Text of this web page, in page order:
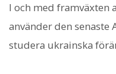
I och med framväxten
använder den senaste
studera ukrainska